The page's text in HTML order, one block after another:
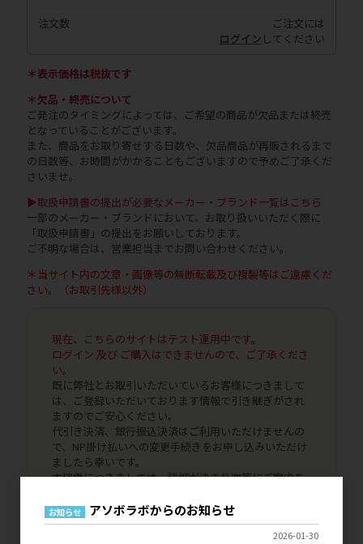
注文数
ご注文には
ログイン してください
＊表示価格は税抜です
＊欠品・終売について
ご発注のタイミングによっては、ご希望の商品が欠品または終売
となっていることがございます。
また、商品をお取り寄せする日数や、欠品商品が再販されるまで
の日数等、お時間がかかることもございますので予めご了承くだ
さいませ。
▶取扱申請書の提出が必要なメーカー・ブランド一覧はこちら
一部のメーカー・ブランドにおいて、お取り扱いいただく際に
「取扱申請書」の提出をお願いしております。
ご不明な場合は、営業担当までお問い合わせください。
＊当サイト内の文章・画像等の無断転載及び複製等はご遠慮くだ
さい。（お取引先様以外）
現在、こちらのサイトはテスト運用中です。
ログイン 及び ご購入はできませんので、ご了承くださ
い。
既に弊社とお取引いただいているお客様につきまして
は、ご登録いただいております情報で引き継ぎがされ
ますのでご安心ください。
代引き決済、銀行振込決済はご利用いただけませんの
で、NP掛け払いへの変更手続きをお申し込みいただけ
ましたら幸いです。
本稼働につきましては、詳細が決まり次第にご案内を
お知らせ アソボラボからのお知らせ
2026-01-30